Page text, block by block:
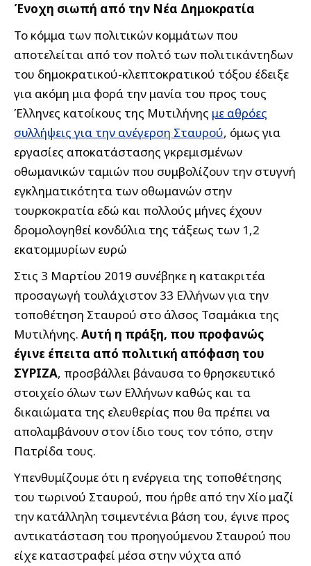
Ένοχη σιωπή από την Νέα Δημοκρατία
Το κόμμα των πολιτικών κομμάτων που
αποτελείται από τον πολτό των πολιτικάντηδων
του δημοκρατικού-κλεπτοκρατικού τόξου έδειξε
για ακόμη μια φορά την μανία του προς τους
Έλληνες κατοίκους της Μυτιλήνης με αθρόες
συλλήψεις για την ανέγερση Σταυρού, όμως για
εργασίες αποκατάστασης γκρεμισμένων
οθωμανικών ταμιών που συμβολίζουν την στυγνή
εγκληματικότητα των οθωμανών στην
τουρκοκρατία εδώ και πολλούς μήνες έχουν
δρομολογηθεί κονδύλια της τάξεως των 1,2
εκατομμυρίων ευρώ
Στις 3 Μαρτίου 2019 συνέβηκε η κατακριτέα
προσαγωγή τουλάχιστον 33 Ελλήνων για την
τοποθέτηση Σταυρού στο άλσος Τσαμάκια της
Μυτιλήνης. Αυτή η πράξη, που προφανώς
έγινε έπειτα από πολιτική απόφαση του
ΣΥΡΙΖΑ, προσβάλλει βάναυσα το θρησκευτικό
στοιχείο όλων των Ελλήνων καθώς και τα
δικαιώματα της ελευθερίας που θα πρέπει να
απολαμβάνουν στον ίδιο τους τον τόπο, στην
Πατρίδα τους.
Υπενθυμίζουμε ότι η ενέργεια της τοποθέτησης
του τωρινού Σταυρού, που ήρθε από την Χίο μαζί
την κατάλληλη τσιμεντένια βάση του, έγινε προς
αντικατάσταση του προηγούμενου Σταυρού που
είχε καταστραφεί μέσα στην νύχτα από